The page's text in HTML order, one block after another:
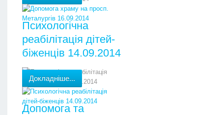
Психологічна
реабілітація дітей-
біженців 14.09.2014
Докладніше...
Допомога та